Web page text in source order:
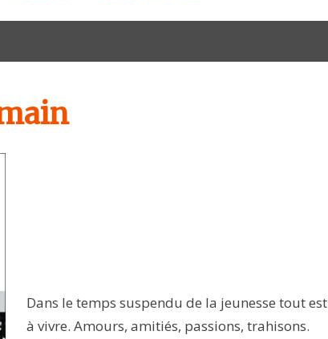
Dans le temps suspendu de la jeunesse tout est
à vivre. Amours, amitiés, passions, trahisons.